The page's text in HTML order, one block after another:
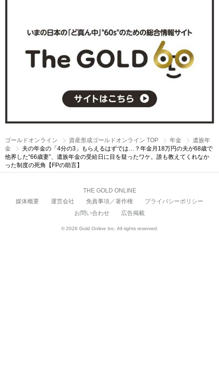
ゴールドオンライン 資産形成ゴールドオンライン TOP 年金
遺族年
金
夫の年金の「4分の3」もらえるはずでは…？年金月18万円の夫が68歳で
他界した“66歳妻”、遺族年金の受給日に目を疑ったワケ。誰も教えてくれなか
った制度の死角【FPの助言】
THE GOLD ONLINE
媒体概要
運営会社 免責事項／著作権
プライバシーポリシー
お問い合わせ
広告掲載
© 2026 Gold Online Inc. All rights reserved.